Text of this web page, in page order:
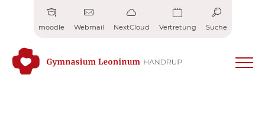
moodle Webmail NextCloud Vertretung Suche